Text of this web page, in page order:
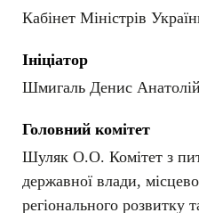
Кабінет Міністрів
Ініціатор
Шмигаль Денис
Головний комітет
Шуляк О.О. Комітет з
державної влади,
регіонального розвитку